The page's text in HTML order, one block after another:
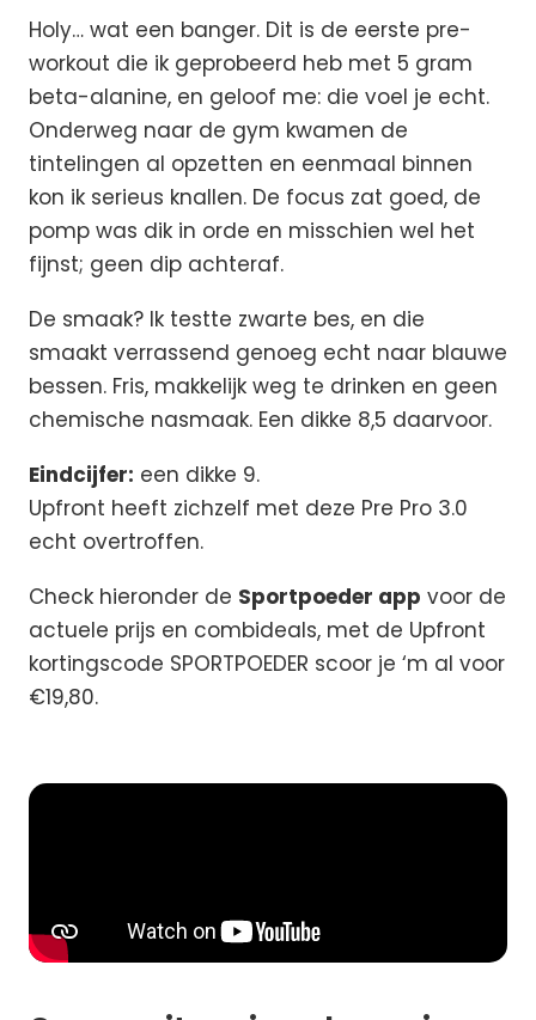
Holy… wat een banger. Dit is de eerste pre-
workout die ik geprobeerd heb met 5 gram
beta-alanine, en geloof me: die voel je echt.
Onderweg naar de gym kwamen de
tintelingen al opzetten en eenmaal binnen
kon ik serieus knallen. De focus zat goed, de
pomp was dik in orde en misschien wel het
fijnst; geen dip achteraf.
De smaak? Ik testte zwarte bes, en die
smaakt verrassend genoeg echt naar blauwe
bessen. Fris, makkelijk weg te drinken en geen
chemische nasmaak. Een dikke 8,5 daarvoor.
Eindcijfer: een dikke 9.
Upfront heeft zichzelf met deze Pre Pro 3.0
echt overtroffen.
Check hieronder de Sportpoeder app voor de
actuele prijs en combideals, met de Upfront
kortingscode SPORTPOEDER scoor je ‘m al voor
€19,80.